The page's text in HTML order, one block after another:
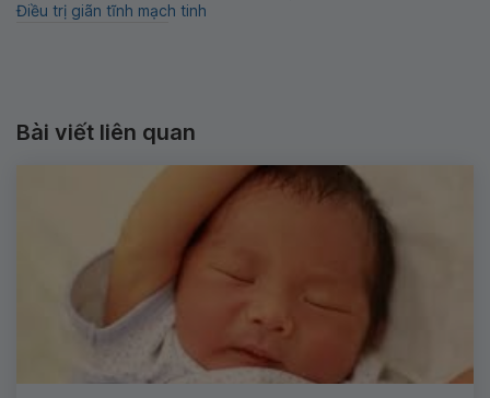
Điều trị giãn tĩnh mạch tinh
Bài viết liên quan